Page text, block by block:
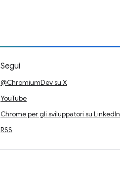
Segui
@ChromiumDev su X
YouTube
Chrome per gli sviluppatori su LinkedIn
RSS